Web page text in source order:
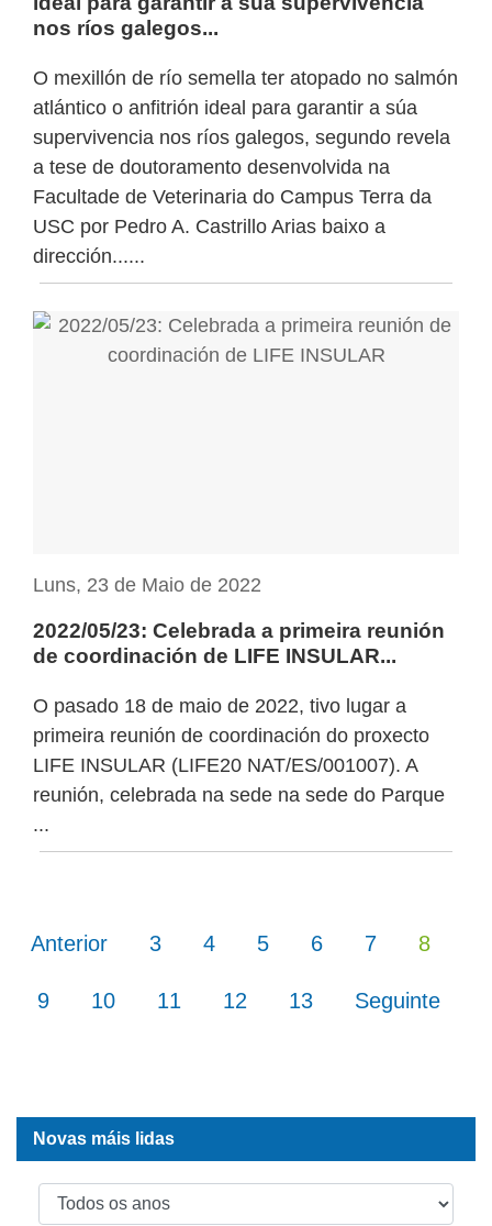
nos ríos galegos...
O mexillón de río semella ter atopado no salmón
atlántico o anfitrión ideal para garantir a súa
supervivencia nos ríos galegos, segundo revela
a tese de doutoramento desenvolvida na
Facultade de Veterinaria do Campus Terra da
USC por Pedro A. Castrillo Arias baixo a
dirección......
Luns, 23 de Maio de 2022
2022/05/23: Celebrada a primeira reunión
de coordinación de LIFE INSULAR...
O pasado 18 de maio de 2022, tivo lugar a
primeira reunión de coordinación do proxecto
LIFE INSULAR (LIFE20 NAT/ES/001007). A
reunión, celebrada na sede na sede do Parque
...
Anterior 3(current)
4(current)
5(current)
6(current)
7(current)
8
9(current)
10(current)
11 (current)
12 (current)
13(current)Seguinte
Novas máis lidas